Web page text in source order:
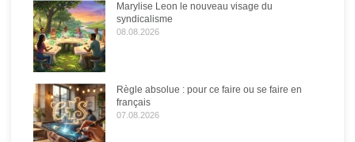
Marylise Leon le nouveau visage du
syndicalisme
08.08.2026
Règle absolue : pour ce faire ou se faire en
français
07.08.2026